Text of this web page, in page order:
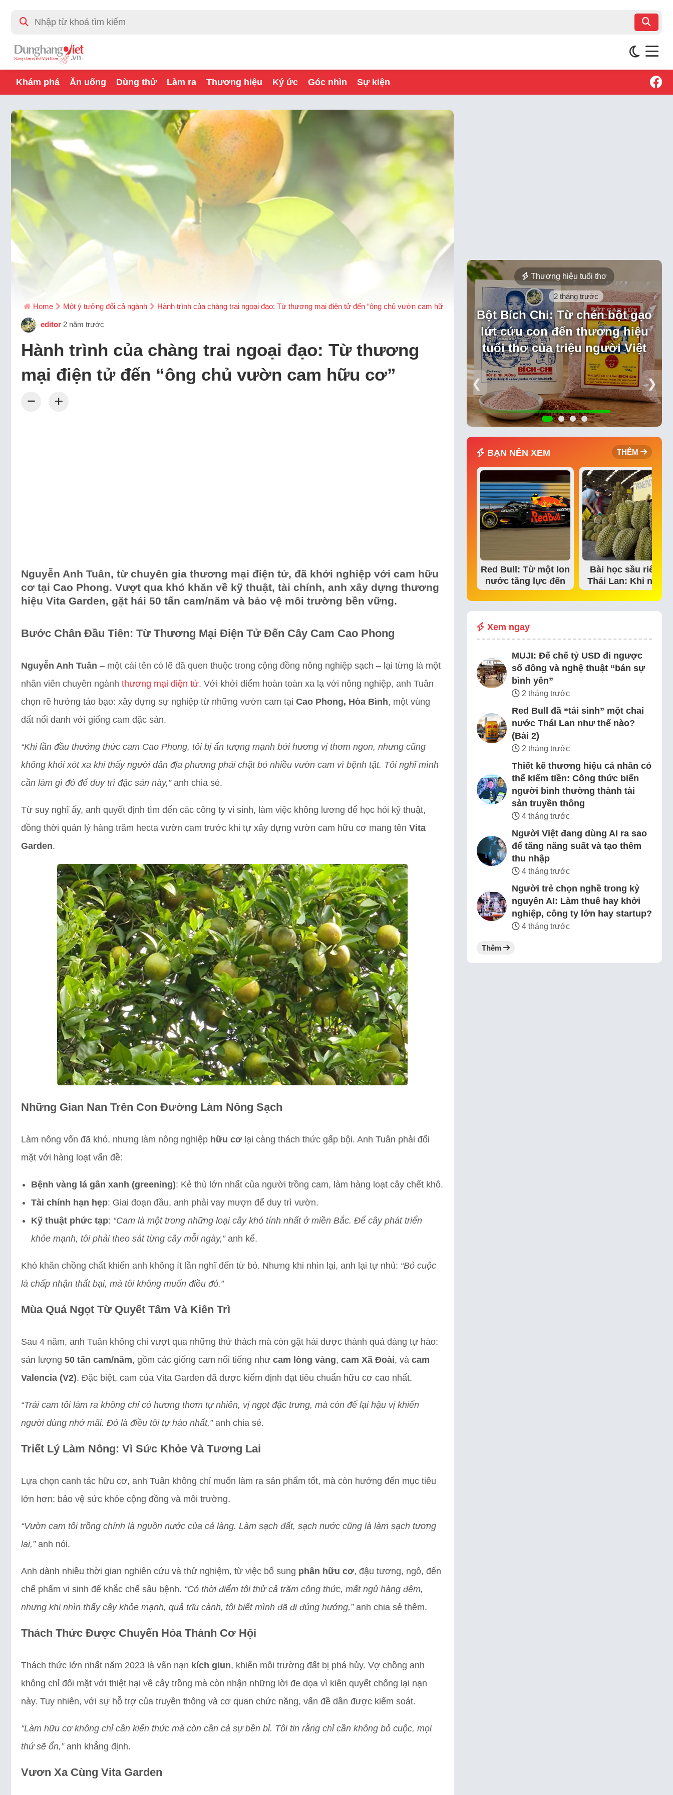
Khám phá Ăn uống Dùng thử Làm ra Thương hiệu Ký ức Góc nhìn Sự kiện
Home Một ý tưởng đổi cả ngành Hành trình của chàng trai ngoại đạo: Từ thương mại điện tử đến “ông chủ vườn cam hữu cơ”
editor 2 năm trước
Hành trình của chàng trai ngoại đạo: Từ thương
mại điện tử đến “ông chủ vườn cam hữu cơ”
Nguyễn Anh Tuân, từ chuyên gia thương mại điện tử, đã khởi nghiệp với cam hữu
cơ tại Cao Phong. Vượt qua khó khăn về kỹ thuật, tài chính, anh xây dựng thương
hiệu Vita Garden, gặt hái 50 tấn cam/năm và bảo vệ môi trường bền vững.
Bước Chân Đầu Tiên: Từ Thương Mại Điện Tử Đến Cây Cam Cao Phong
Nguyễn Anh Tuân – một cái tên có lẽ đã quen thuộc trong cộng đồng nông nghiệp sạch – lại từng là một
nhân viên chuyên ngành thương mại điện tử. Với khởi điểm hoàn toàn xa lạ với nông nghiệp, anh Tuân
chọn rẽ hướng táo bạo: xây dựng sự nghiệp từ những vườn cam tại Cao Phong, Hòa Bình, một vùng
đất nổi danh với giống cam đặc sản.
“Khi lần đầu thưởng thức cam Cao Phong, tôi bị ấn tượng mạnh bởi hương vị thơm ngon, nhưng cũng
không khỏi xót xa khi thấy người dân địa phương phải chặt bỏ nhiều vườn cam vì bệnh tật. Tôi nghĩ mình
cần làm gì đó để duy trì đặc sản này,”anh chia sẻ.
Từ suy nghĩ ấy, anh quyết định tìm đến các công ty vi sinh, làm việc không lương để học hỏi kỹ thuật,
đồng thời quản lý hàng trăm hecta vườn cam trước khi tự xây dựng vườn cam hữu cơ mang tên Vita
Garden.
Những Gian Nan Trên Con Đường Làm Nông Sạch
Làm nông vốn đã khó, nhưng làm nông nghiệp hữu cơ lại càng thách thức gấp bội. Anh Tuân phải đối
mặt với hàng loạt vấn đề:
Bệnh vàng lá gân xanh (greening): Kẻ thù lớn nhất của người trồng cam, làm hàng loạt cây chết khô.
Tài chính hạn hẹp: Giai đoạn đầu, anh phải vay mượn để duy trì vườn.
Kỹ thuật phức tạp: “Cam là một trong những loại cây khó tính nhất ở miền Bắc. Để cây phát triển
khỏe mạnh, tôi phải theo sát từng cây mỗi ngày,”anh kể.
Khó khăn chồng chất khiến anh không ít lần nghĩ đến từ bỏ. Nhưng khi nhìn lại, anh lại tự nhủ: “Bỏ cuộc
là chấp nhận thất bại, mà tôi không muốn điều đó.”
Mùa Quả Ngọt Từ Quyết Tâm Và Kiên Trì
Sau 4 năm, anh Tuân không chỉ vượt qua những thử thách mà còn gặt hái được thành quả đáng tự hào:
sản lượng 50 tấn cam/năm, gồm các giống cam nổi tiếng như cam lòng vàng, cam Xã Đoài, và cam
Valencia (V2). Đặc biệt, cam của Vita Garden đã được kiểm định đạt tiêu chuẩn hữu cơ cao nhất.
“Trái cam tôi làm ra không chỉ có hương thơm tự nhiên, vị ngọt đặc trưng, mà còn để lại hậu vị khiến
người dùng nhớ mãi. Đó là điều tôi tự hào nhất,”anh chia sẻ.
Triết Lý Làm Nông: Vì Sức Khỏe Và Tương Lai
Lựa chọn canh tác hữu cơ, anh Tuân không chỉ muốn làm ra sản phẩm tốt, mà còn hướng đến mục tiêu
lớn hơn: bảo vệ sức khỏe cộng đồng và môi trường.
“Vườn cam tôi trồng chính là nguồn nước của cả làng. Làm sạch đất, sạch nước cũng là làm sạch tương
lai,”anh nói.
Anh dành nhiều thời gian nghiên cứu và thử nghiệm, từ việc bổ sung phân hữu cơ, đậu tương, ngô, đến
chế phẩm vi sinh để khắc chế sâu bệnh. “Có thời điểm tôi thử cả trăm công thức, mất ngủ hàng đêm,
nhưng khi nhìn thấy cây khỏe mạnh, quả trĩu cành, tôi biết mình đã đi đúng hướng,”anh chia sẻ thêm.
Thách Thức Được Chuyển Hóa Thành Cơ Hội
Thách thức lớn nhất năm 2023 là vấn nạn kích giun, khiến môi trường đất bị phá hủy. Vợ chồng anh
không chỉ đối mặt với thiệt hại về cây trồng mà còn nhận những lời đe dọa vì kiên quyết chống lại nạn
này. Tuy nhiên, với sự hỗ trợ của truyền thông và cơ quan chức năng, vấn đề dần được kiểm soát.
“Làm hữu cơ không chỉ cần kiến thức mà còn cần cả sự bền bỉ. Tôi tin rằng chỉ cần không bỏ cuộc, mọi
thứ sẽ ổn,”anh khẳng định.
Vươn Xa Cùng Vita Garden
Thương hiệu tuổi thơ
2 tháng trước
Bột Bích Chi: Từ chén bột gạo
lứt cứu con đến thương hiệu
tuổi thơ của triệu người Việt
❮ ❯
BẠN NÊN XEM THÊM
Red Bull: Từ một lon
nước tăng lực đến
đế chế thể…
Bài học sầu riêng
Thái Lan: Khi niềm
tin thị trường bắt…
Xem ngay
MUJI: Đế chế tỷ USD đi ngược
số đông và nghệ thuật “bán sự
bình yên”
2 tháng trước
Red Bull đã “tái sinh” một chai
nước Thái Lan như thế nào?
(Bài 2)
2 tháng trước
Thiết kế thương hiệu cá nhân có
thể kiếm tiền: Công thức biến
người bình thường thành tài
sản truyền thông
4 tháng trước
Người Việt đang dùng AI ra sao
để tăng năng suất và tạo thêm
thu nhập
4 tháng trước
Người trẻ chọn nghề trong kỷ
nguyên AI: Làm thuê hay khởi
nghiệp, công ty lớn hay startup?
4 tháng trước
Thêm